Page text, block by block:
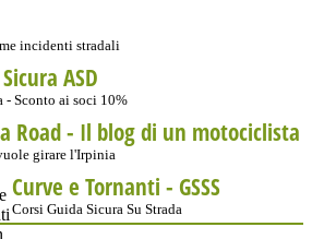
incidenti stradali
ASD
- Sconto ai soci 10%
Road - Il blog di un motociclista
girare l'Irpinia
Curve e Tornanti - GSSS
Corsi Guida Sicura Su Strada